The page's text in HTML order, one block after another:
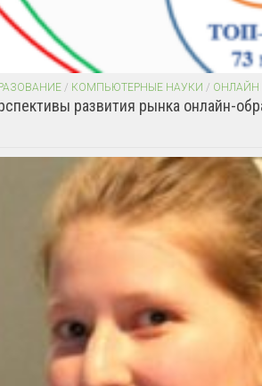
/ КОМПЬЮТЕРНЫЕ НАУКИ / ОНЛАЙН
развития рынка онлайн-